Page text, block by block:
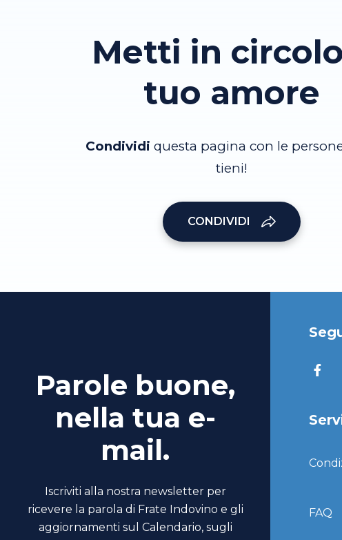
Metti in
tuo amore
Condividi questa pagina con le
tieni!
CONDIVIDI
Parole buone,
nella tua e-
mail.
Iscriviti alla nostra newsletter per
ricevere la parola di Frate Indovino e gli
aggiornamenti sul Calendario, sugli
FAQ